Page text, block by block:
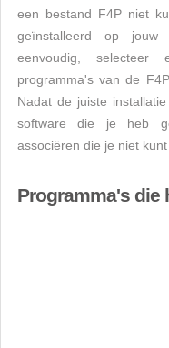
een bestand F4P niet
geïnstalleerd op
eenvoudig,
programma's van de
Nadat de juiste
software die je heb
associëren die je niet kunt
Programma's die